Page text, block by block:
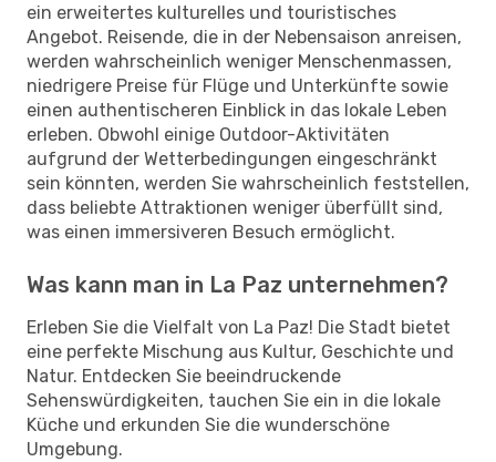
ein erweitertes kulturelles und touristisches
Angebot. Reisende, die in der Nebensaison anreisen,
werden wahrscheinlich weniger Menschenmassen,
niedrigere Preise für Flüge und Unterkünfte sowie
einen authentischeren Einblick in das lokale Leben
erleben. Obwohl einige Outdoor-Aktivitäten
aufgrund der Wetterbedingungen eingeschränkt
sein könnten, werden Sie wahrscheinlich feststellen,
dass beliebte Attraktionen weniger überfüllt sind,
was einen immersiveren Besuch ermöglicht.
Was kann man in La Paz unternehmen?
Erleben Sie die Vielfalt von La Paz! Die Stadt bietet
eine perfekte Mischung aus Kultur, Geschichte und
Natur. Entdecken Sie beeindruckende
Sehenswürdigkeiten, tauchen Sie ein in die lokale
Küche und erkunden Sie die wunderschöne
Umgebung.